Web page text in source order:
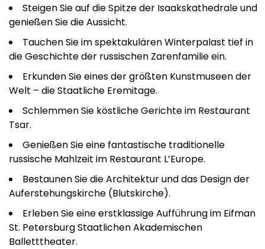
Steigen Sie auf die Spitze der Isaakskathedrale und
genießen Sie die Aussicht.
Tauchen Sie im spektakulären Winterpalast tief in
die Geschichte der russischen Zarenfamilie ein.
Erkunden Sie eines der größten Kunstmuseen der
Welt – die Staatliche Eremitage.
Schlemmen Sie köstliche Gerichte im Restaurant
Tsar.
Genießen Sie eine fantastische traditionelle
russische Mahlzeit im Restaurant L’Europe.
Bestaunen Sie die Architektur und das Design der
Auferstehungskirche (Blutskirche).
Erleben Sie eine erstklassige Aufführung im Eifman
St. Petersburg Staatlichen Akademischen
Balletttheater.